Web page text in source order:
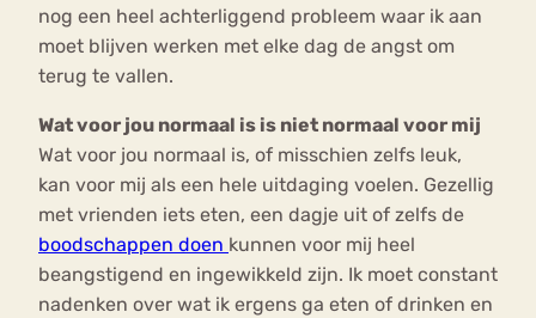
nog een heel achterliggend probleem waar ik aan
moet blijven werken met elke dag de angst om
terug te vallen.
Wat voor jou normaal is is niet normaal voor mij
Wat voor jou normaal is, of misschien zelfs leuk,
kan voor mij als een hele uitdaging voelen. Gezellig
met vrienden iets eten, een dagje uit of zelfs de
boodschappen doen kunnen voor mij heel
beangstigend en ingewikkeld zijn. Ik moet constant
nadenken over wat ik ergens ga eten of drinken en